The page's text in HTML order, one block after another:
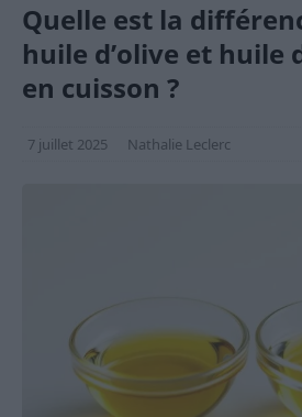
Quelle est la
huile d’olive et huile
en cuisson ?
7 juillet 2025 Nathalie Leclerc